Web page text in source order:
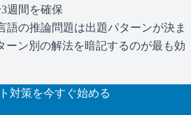
週間を確保
語の推論問題は出題パターンが決ま
ーン別の解法を暗記するのが最も効
対策を今すぐ始める